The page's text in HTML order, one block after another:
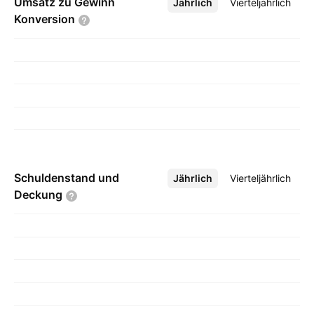
Konversion
Jährlich Vierteljährlich
Mehr
Schuldenstand und
Deckung
Jährlich Vierteljährlich
Mehr